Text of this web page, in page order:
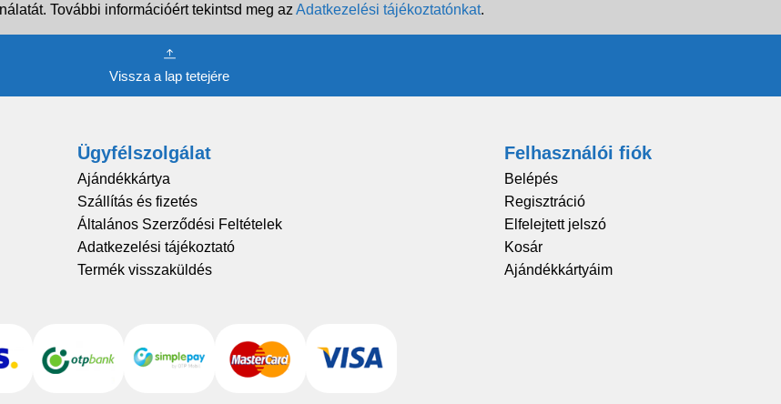
További információért tekintsd meg az Adatkezelési tájékoztatónkat.
Vissza a lap tetejére
Ügyfélszolgálat
Ajándékkártya
Szállítás és fizetés
Általános Szerződési Feltételek
Adatkezelési tájékoztató
Termék visszaküldés
Felhasználói fiók
Belépés
Regisztráció
Elfelejtett jelszó
Kosár
Ajándékkártyáim